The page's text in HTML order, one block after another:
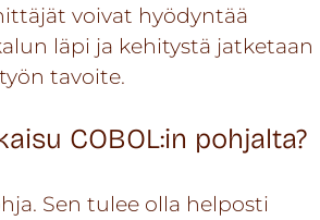
voivat hyödyntää
läpi ja kehitystä jatketaan
tavoite.
COBOL:in pohjalta?
Sen tulee olla helposti